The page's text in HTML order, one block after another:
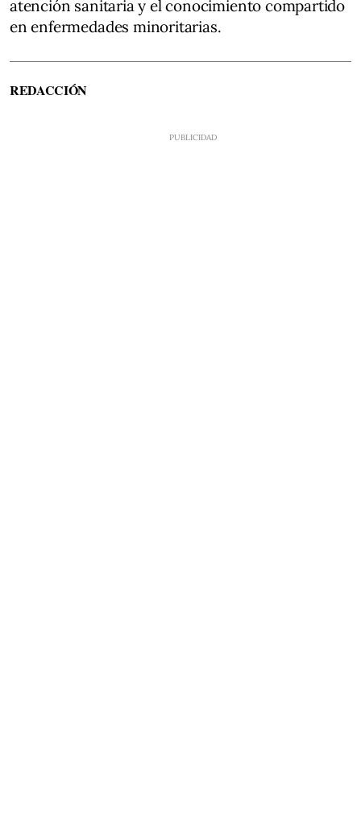
atención sanitaria y el conocimiento compartido
en enfermedades minoritarias.
REDACCIÓN